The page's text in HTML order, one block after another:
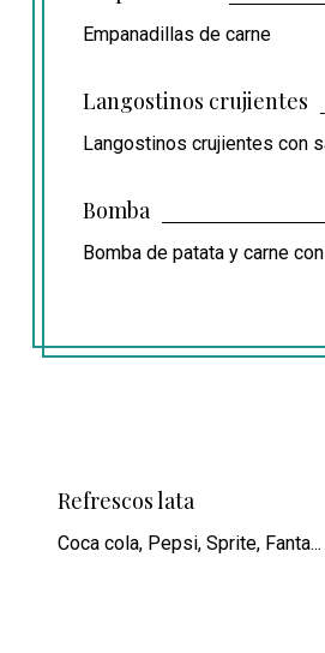
Empanadillas de carne
Langostinos crujientes
Langostinos crujientes con
Bomba
Bomba de patata y carne
Refrescos lata
Coca cola, Pepsi, Sprite, Fanta...